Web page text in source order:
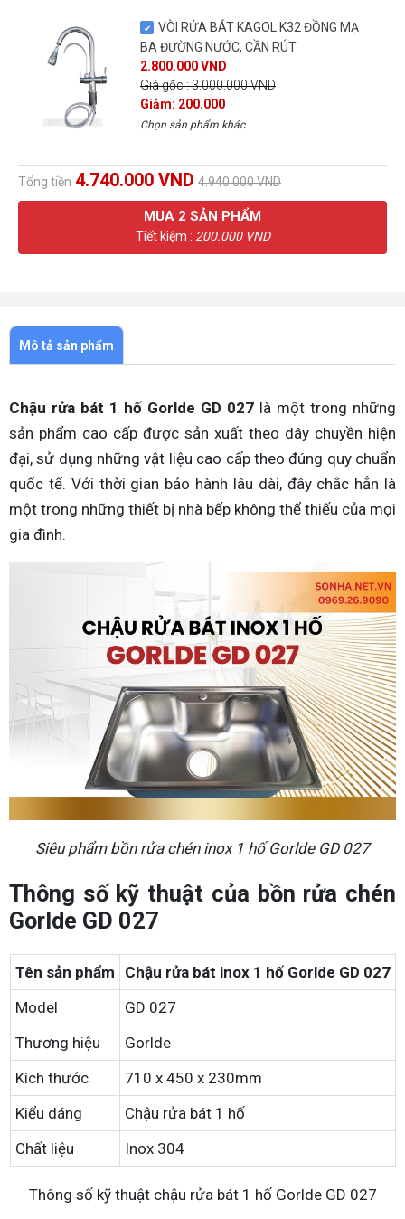
VÒI RỬA BÁT KAGOL K32 ĐỒNG MẠ
BA ĐƯỜNG NƯỚC, CẦN RÚT
2.800.000 VND
Giá gốc : 3.000.000 VND
Giảm: 200.000
Chọn sản phẩm khác
Tổng tiền 4.740.000 VND 4.940.000 VND
MUA 2 SẢN PHẨM
Tiết kiệm : 200.000 VND
Mô tả sản phẩm
Chậu rửa bát 1 hố Gorlde GD 027 là một trong những
sản phẩm cao cấp được sản xuất theo dây chuyền hiện
đại, sử dụng những vật liệu cao cấp theo đúng quy chuẩn
quốc tế. Với thời gian bảo hành lâu dài, đây chắc hẳn là
một trong những thiết bị nhà bếp không thể thiếu của mọi
gia đình.
Siêu phẩm bồn rửa chén inox 1 hố Gorlde GD 027
Thông số kỹ thuật của bồn rửa chén
Gorlde GD 027
Tên sản phẩm
Chậu rửa bát inox 1 hố Gorlde GD 027
Model
GD 027
Thương hiệu
Gorlde
Kích thước
710 x 450 x 230mm
Kiểu dáng
Chậu rửa bát 1 hố
Chất liệu
Inox 304
Thông số kỹ thuật chậu rửa bát 1 hố Gorlde GD 027